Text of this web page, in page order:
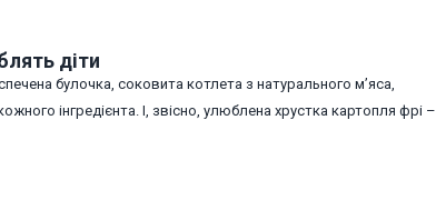
діти
булочка, соковита котлета з натурального м’яса,
інгредієнта. І, звісно, улюблена хрустка картопля фрі –